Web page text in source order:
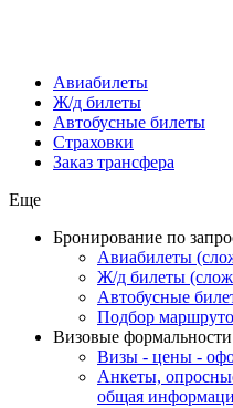
Авиабилеты
Ж/д билеты
Автобусные билеты
Страховки
Заказ трансфера
Еще
Бронирование по
Авиабилеты
Ж/д билеты
Автобусные
Подбор
Визовые формальности
Визы - цены -
Анкеты,
общая